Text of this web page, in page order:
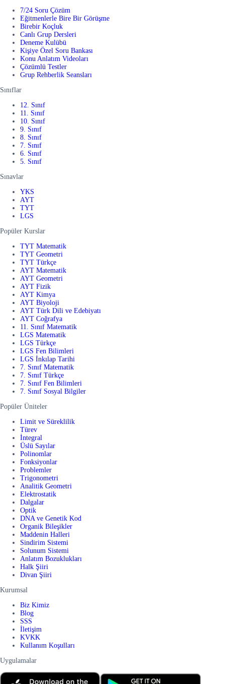
7/24 Soru Çözüm
Eğitmenlerle Bire Bir Görüşme
Birebir Koçluk
Canlı Grup Dersleri
Deneme Kulübü
Kişiye Özel Soru Bankası
Konu Anlatım Videoları
Çözümlü Testler
Grup Rehberlik Seansları
Sınıflar
12. Sınıf
11. Sınıf
10. Sınıf
9. Sınıf
8. Sınıf
7. Sınıf
6. Sınıf
5. Sınıf
Sınavlar
YKS
AYT
TYT
LGS
Popüler Kurslar
TYT Matematik
TYT Geometri
TYT Türkçe
AYT Matematik
AYT Geometri
AYT Fizik
AYT Kimya
AYT Biyoloji
AYT Türk Dili ve Edebiyatı
AYT Coğrafya
11. Sınıf Matematik
LGS Matematik
LGS Türkçe
LGS Fen Bilimleri
LGS İnkılap Tarihi
7. Sınıf Matematik
7. Sınıf Türkçe
7. Sınıf Fen Bilimleri
7. Sınıf Sosyal Bilgiler
Popüler Üniteler
Limit ve Süreklilik
Türev
İntegral
Üslü Sayılar
Polinomlar
Fonksiyonlar
Problemler
Trigonometri
Analitik Geometri
Elektrostatik
Dalgalar
Optik
DNA ve Genetik Kod
Organik Bileşikler
Maddenin Halleri
Sindirim Sistemi
Solunum Sistemi
Anlatım Bozuklukları
Halk Şiiri
Divan Şiiri
Kurumsal
Biz Kimiz
Blog
SSS
İletişim
KVKK
Kullanım Koşulları
Uygulamalar